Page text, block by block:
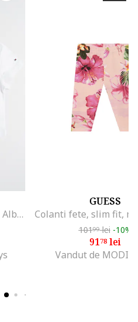
Tricou crop cu text brodat, Albastru ultramarin/Alb optic
GUESS
10199lei -10%
9178 lei
Vandut de